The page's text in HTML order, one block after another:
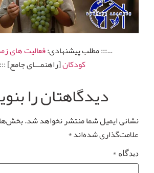
…::: مطلب پیشنهادی:فعالیت های
کودکان[راهنمـــای جامع]
دیدگاهتان را
نشانی ایمیل شما منتشر نخواهد شد.
علامت‌گذاری شده‌اند*
دیدگاه *